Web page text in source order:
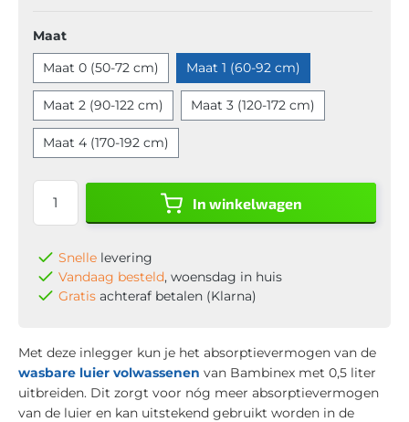
Maat
Maat 0 (50-72 cm)
Maat 1 (60-92 cm)
Maat 2 (90-122 cm) Maat 3 (120-172 cm)
Maat 4 (170-192 cm)
In winkelwagen
Snelle levering
Vandaag besteld, woensdag in huis
Gratis achteraf betalen (Klarna)
Met deze inlegger kun je het absorptievermogen van de
wasbare luier volwassenen van Bambinex met 0,5 liter
uitbreiden. Dit zorgt voor nóg meer absorptievermogen
van de luier en kan uitstekend gebruikt worden in de